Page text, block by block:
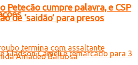
Petecão cumpre palavra, e CSP
de ‘saidão’ para presos